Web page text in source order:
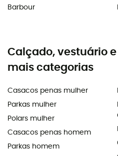
Barbour
Calçado, vestuário
mais categorias
Casacos penas mulher
Parkas mulher
Polars mulher
Casacos penas homem
Parkas homem